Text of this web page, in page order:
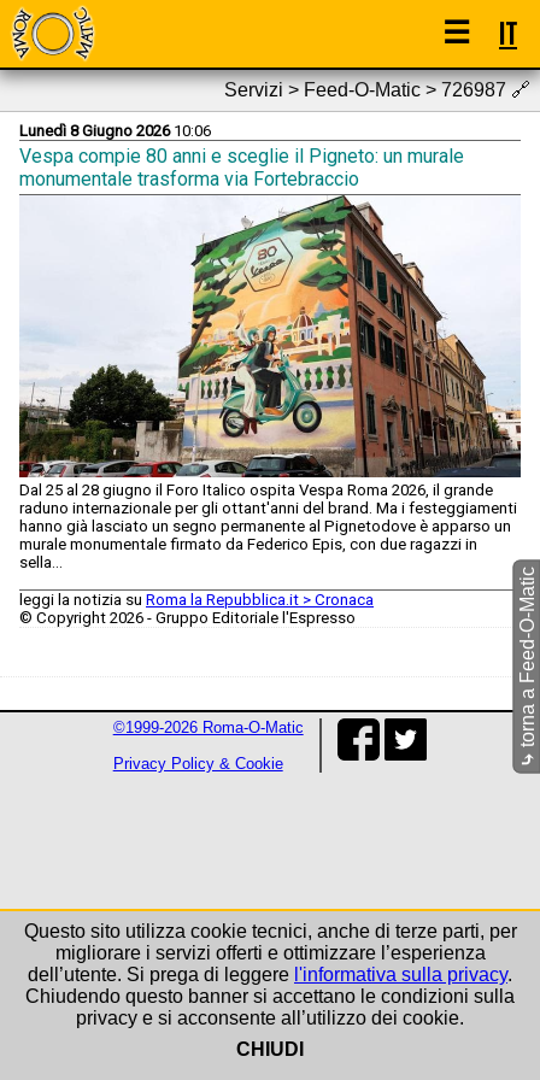
☰ IT
Servizi > Feed-O-Matic > 726987🔗
Lunedì 8 Giugno 202610:06
Vespa compie 80 anni e sceglie il Pigneto: un murale
monumentale trasforma via Fortebraccio
Dal 25 al 28 giugno il Foro Italico ospita Vespa Roma 2026, il grande
raduno internazionale per gli ottant'anni del brand. Ma i festeggiamenti
hanno già lasciato un segno permanente al Pignetodove è apparso un
murale monumentale firmato da Federico Epis, con due ragazzi in
sella...
leggi la notizia su Roma la Repubblica.it > Cronaca
© Copyright 2026 - Gruppo Editoriale l'Espresso
⤷
torna a Feed-O-Matic
©1999-2026 Roma-O-Matic
Privacy Policy & Cookie
Questo sito utilizza cookie tecnici, anche di terze parti, per
migliorare i servizi offerti e ottimizzare l’esperienza
dell’utente. Si prega di leggere l'informativa sulla privacy.
Chiudendo questo banner si accettano le condizioni sulla
privacy e si acconsente all’utilizzo dei cookie.
CHIUDI